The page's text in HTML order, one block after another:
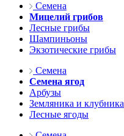
Семена
Мицелий грибов
Лесные грибы
Шампиньоны
Экзотические грибы
Семена
Семена ягод
Арбузы
Земляника и клубника
Лесные ягоды